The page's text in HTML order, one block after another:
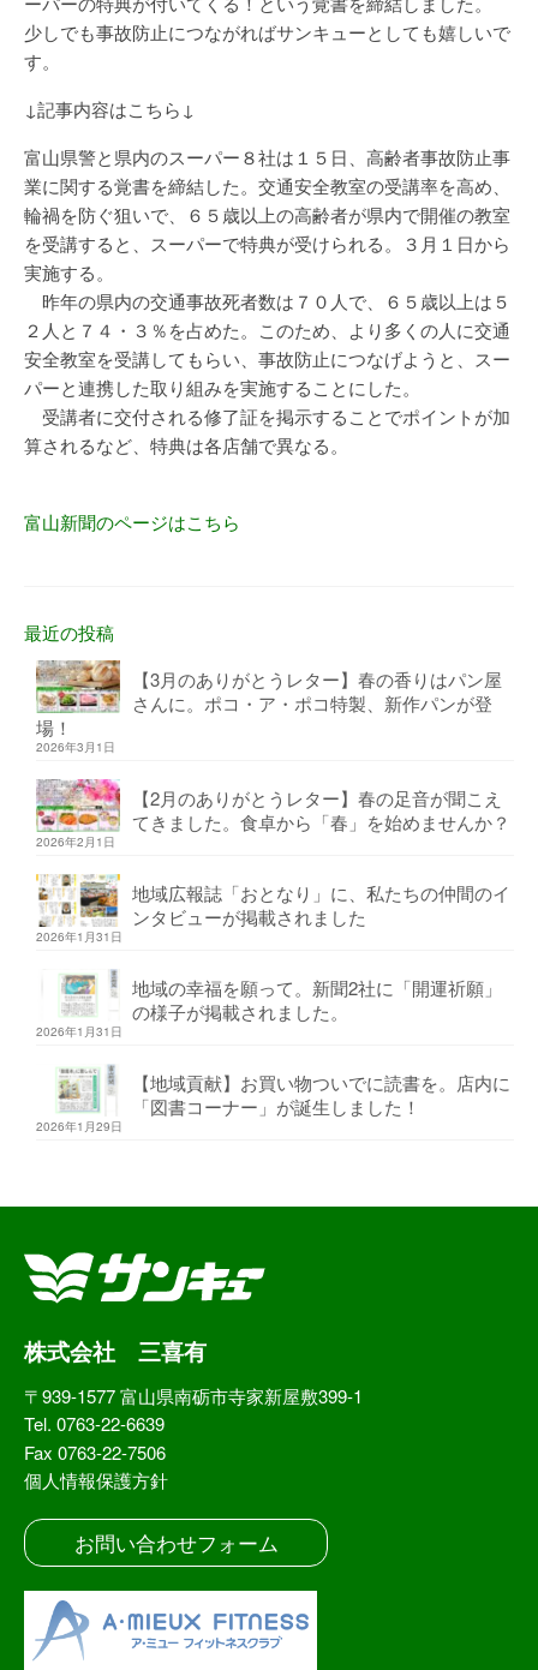
少しでも事故防止につながればサンキューとしても嬉しいで
す。
↓記事内容はこちら↓
富山県警と県内のスーパー８社は１５日、高齢者事故防止事
業に関する覚書を締結した。交通安全教室の受講率を高め、
輪禍を防ぐ狙いで、６５歳以上の高齢者が県内で開催の教室
を受講すると、スーパーで特典が受けられる。３月１日から
実施する。
昨年の県内の交通事故死者数は７０人で、６５歳以上は５
２人と７４・３％を占めた。このため、より多くの人に交通
安全教室を受講してもらい、事故防止につなげようと、スー
パーと連携した取り組みを実施することにした。
受講者に交付される修了証を掲示することでポイントが加
算されるなど、特典は各店舗で異なる。
富山新聞のページはこちら
最近の投稿
【3月のありがとうレター】春の香りはパン屋
さんに。ポコ・ア・ポコ特製、新作パンが登
場！
2026年3月1日
【2月のありがとうレター】春の足音が聞こえ
てきました。食卓から「春」を始めませんか？
2026年2月1日
地域広報誌「おとなり」に、私たちの仲間のイ
ンタビューが掲載されました
2026年1月31日
地域の幸福を願って。新聞2社に「開運祈願」
の様子が掲載されました。
2026年1月31日
【地域貢献】お買い物ついでに読書を。店内に
「図書コーナー」が誕生しました！
2026年1月29日
株式会社 三喜有
〒939-1577 富山県南砺市寺家新屋敷399-1
Tel. 0763-22-6639
Fax 0763-22-7506
個人情報保護方針
お問い合わせフォーム